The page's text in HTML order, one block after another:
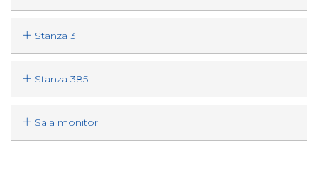
Stanza 3
Stanza 385
Sala monitor